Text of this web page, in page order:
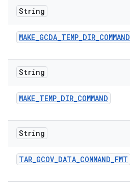
String
MAKE_GCDA_TEMP_DIR_COMMAND
String
MAKE_TEMP_DIR_COMMAND
String
TAR_GCOV_DATA_COMMAND_FMT